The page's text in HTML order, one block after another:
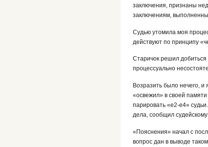
заключения, признаны
заключениям,
Судью утомила моя
действуют по принципу
Старичок решил добиться
процессуально
Возразить было нечего,
«освежил» в своей
парировать «е2-е4»
дела, сообщил
«Пояснения» начал с
вопрос дан в выводе